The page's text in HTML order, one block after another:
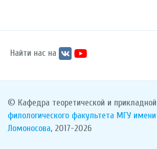
Найти нас на
© Кафедра теоретической и прикладной
филологического факультета МГУ
Ломоносова, 2017-2026